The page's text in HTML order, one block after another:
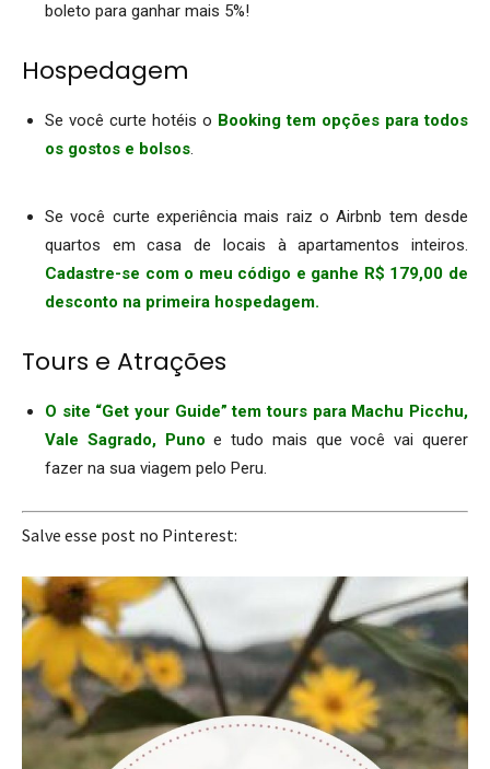
boleto para ganhar mais 5%!
Hospedagem
Se você curte hotéis o Booking tem opções para todos
os gostos e bolsos.
Se você curte experiência mais raiz o Airbnb tem desde
quartos em casa de locais à apartamentos inteiros.
Cadastre-se com o meu código e ganhe R$ 179,00 de
desconto na primeira hospedagem.
Tours e Atrações
O site “Get your Guide” tem tours para Machu Picchu,
Vale Sagrado, Puno e tudo mais que você vai querer
fazer na sua viagem pelo Peru.
Salve esse post no Pinterest: